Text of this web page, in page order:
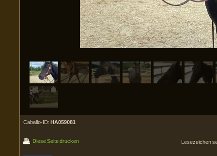
Caballo-ID: HA059081
Diese Seite drucken Lesezeichen